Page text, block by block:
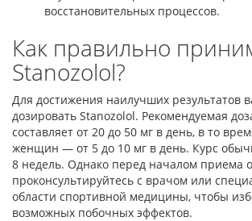
восстановительных процессов.
Как правильно
Stanozolol?
Для достижения наилучших результатов
дозировать Stanozolol. Рекомендуемая
составляет от 20 до 50 мг в день, в то
женщин — от 5 до 10 мг в день. Курс
8 недель. Однако перед началом приема
проконсультируйтесь с врачом или
области спортивной медицины, чтобы
возможных побочных эффектов.